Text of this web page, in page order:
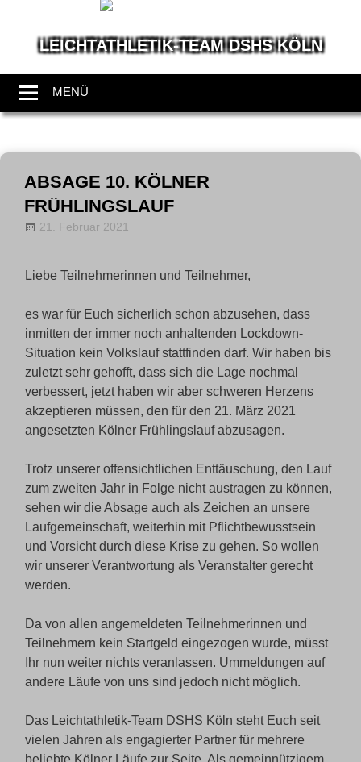
LEICHTATHLETIK-TEAM DSHS KÖLN
leben
Leichtathletik
MENÜ
Zum
InhaltABSAGE 10. KÖLNER
FRÜHLINGSLAUF
21. Februar 2021
Liebe Teilnehmerinnen und Teilnehmer,
es war für Euch sicherlich schon abzusehen, dass
inmitten der immer noch anhaltenden Lockdown-
Situation kein Volkslauf stattfinden darf. Wir haben bis
zuletzt sehr gehofft, dass sich die Lage nochmal
verbessert, jetzt haben wir aber schweren Herzens
akzeptieren müssen, den für den 21. März 2021
angesetzten Kölner Frühlingslauf abzusagen.
Trotz unserer offensichtlichen Enttäuschung, den Lauf
zum zweiten Jahr in Folge nicht austragen zu können,
sehen wir die Absage auch als Zeichen an unsere
Laufgemeinschaft, weiterhin mit Pflichtbewusstsein
und Vorsicht durch diese Krise zu gehen. So wollen
wir unserer Verantwortung als Veranstalter gerecht
werden.
Da von allen angemeldeten Teilnehmerinnen und
Teilnehmern kein Startgeld eingezogen wurde, müsst
Ihr nun weiter nichts veranlassen. Ummeldungen auf
andere Läufe von uns sind jedoch nicht möglich.
Das Leichtathletik-Team DSHS Köln steht Euch seit
vielen Jahren als engagierter Partner für mehrere
beliebte Kölner Läufe zur Seite. Als gemeinnützigem